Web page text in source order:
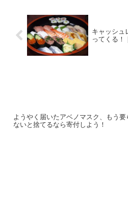
キャッシュ
ってくる！
ようやく届いたアベノマスク、もう要
ないと捨てるなら寄付しよう！